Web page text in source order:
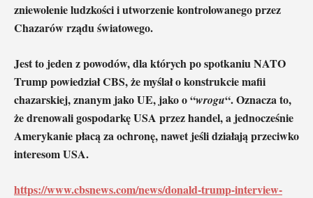
zniewolenie ludzkości i utworzenie kontrolowanego przez
Chazarów rządu światowego.
Jest to jeden z powodów, dla których po spotkaniu NATO
Trump powiedział CBS, że myślał o konstrukcie mafii
chazarskiej, znanym jako UE, jako o “wrogu“. Oznacza to,
że drenowali gospodarkę USA przez handel, a jednocześnie
Amerykanie płacą za ochronę, nawet jeśli działają przeciwko
interesom USA.
https://www.cbsnews.com/news/donald-trump-interview-